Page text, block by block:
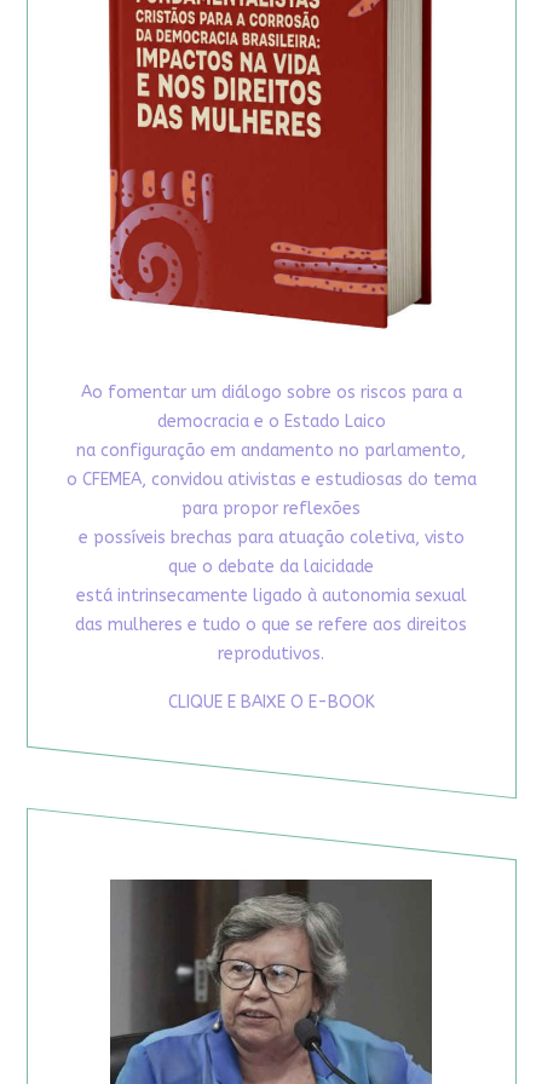
Ao fomentar um diálogo sobre os riscos para a
democracia e o Estado Laico
na configuração em andamento no parlamento,
o CFEMEA, convidou ativistas e estudiosas do tema
para propor reflexões
e possíveis brechas para atuação coletiva, visto
que o debate da laicidade
está intrinsecamente ligado à autonomia sexual
das mulheres e tudo o que se refere aos direitos
reprodutivos.
CLIQUE E BAIXE O E-BOOK